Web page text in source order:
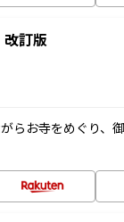
訂版
らお寺をめぐり、